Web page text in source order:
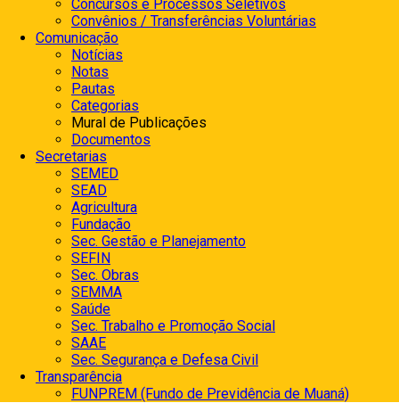
Concursos e Processos Seletivos
Convênios / Transferências Voluntárias
Comunicação
Notícias
Notas
Pautas
Categorias
Mural de Publicações
Documentos
Secretarias
SEMED
SEAD
Agricultura
Fundação
Sec. Gestão e Planejamento
SEFIN
Sec. Obras
SEMMA
Saúde
Sec. Trabalho e Promoção Social
SAAE
Sec. Segurança e Defesa Civil
Transparência
FUNPREM (Fundo de Previdência de Muaná)